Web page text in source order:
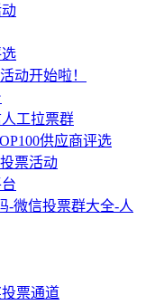
动开始啦！
工拉票群
供应商评选
票活动
-微信投票群大全-人
票通道